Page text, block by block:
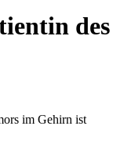
des
im Gehirn ist